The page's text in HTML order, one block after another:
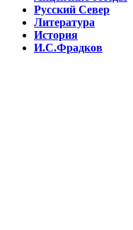
Русский Север
Литература
История
И.С.Фрадков